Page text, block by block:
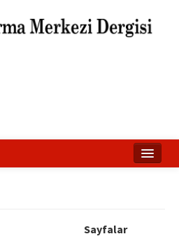
Sayfalar